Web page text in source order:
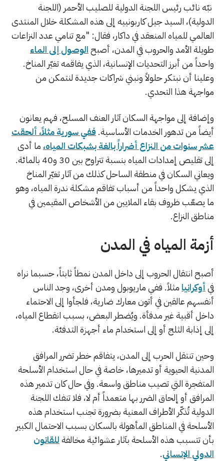
نبّه نائب رئيس اللجنة الدولية للصليب الأحمر (اللجنة
الدولية)، السيد جيل كاربونييه إلى هذه المشكلة خلال المنتدى
العالمي للمياه المنعقد في داكار، فقال: "مع تنامي عدد النزاعات
طويلة الأمد والحروب في المدن، أصبحالوصول إلى الماء
واحداً من أبرز التحديات الإنسانية، الذي يفاقمه تغيّر المناخ.
وعلينا أن نبتكر حلولاً ونبني شراكات جديدة لنتمكن من
مواجهة هذا التحدي.
وإضافة إلى مواجهة السكان آثار العنف المسلح، فهم يعانون
أيضاً من تدهور الخدمات الأساسية. ففي سورية مثلاً، ألحقت
عشر سنوات من النزاع أضراراً بالغة بشبكات المياه، ما أدى
إلى تقليص إمدادات المياه بنسبة تتراوح بين 30 و40 بالمائة.
ويعاني السكان في منطقة الساحل كذلك من آثار تغيّر المناخ
الذي يشكل واحداً من أسباب تفاقم مشكلة ندرة المياه، وهو
ما يصعّب ظروف بقاء الملايين من الأشخاص المقيمين في
مناطق النزاع.
أزمة المياه في المدن
أصبح انتقال الحروب إلى داخل المدن نمطاً ثابتاً، حسبما نراه
فيأوكرانيا مثلاً. ففي ماريوبول ومدن أخرى، وجد الناس
أنفسهم عالقين في أتون معارك ضارية، فلجأوا إلى الاحتماء
داخل أقبية غير مدفأة. ويُضطر البعض، بسبب انقطاع المياه،
إلى إذابة الثلج أو إلى استخدام ماء أجهزة التدفئة.
وحين تنتقل الحرب إلى المدن، يتفاقم خطر تضرر المرافق
المدنية الحيوية أو تدميرها، خاصة في حال استخدام الأسلحة
المتفجرة التي تصيب مناطق واسعة. وفي حال كان تدمير هذه
المرافق أو إلحاق الضرر بها متعمداً أم لا، فلا تنفك اللجنة
الدولية تُذكّر الأطراف المعنية بضرورة تجنب استخدام هذه
الأسلحة في المناطق المأهولة بالسكان بسبب الاحتمال الكبير
بأن تتسبب هذه الأسلحة بآثار عشوائية مخالفةللقانون
الدولي الإنساني.